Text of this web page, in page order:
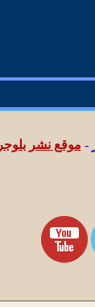
- موقع نشر بلوجر